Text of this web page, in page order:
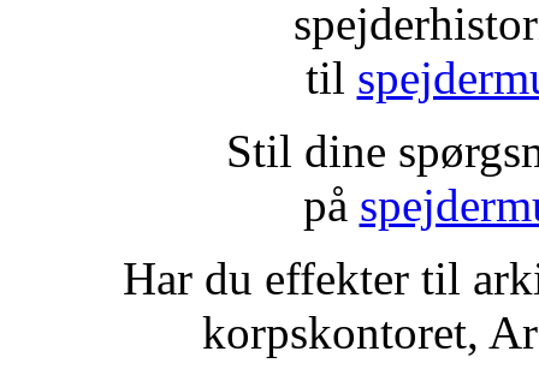
til
Stil dine
på
Har du effekter til
korpskontoret,